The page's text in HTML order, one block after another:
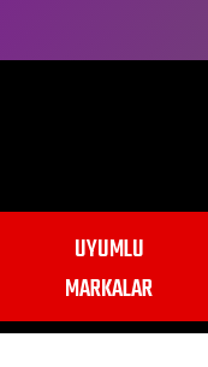
UYUMLU
MARKALAR